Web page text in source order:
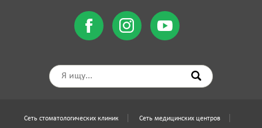
Сеть стоматологических клиник Сеть медицинских центров